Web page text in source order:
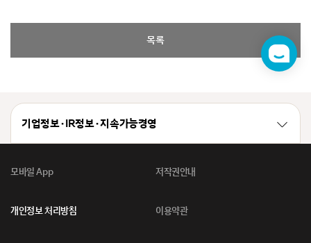
목록
챗
봇
기업정보 · IR정보 · 지속가능경영
모바일 App 저작권안내
개인정보 처리방침 이용약관